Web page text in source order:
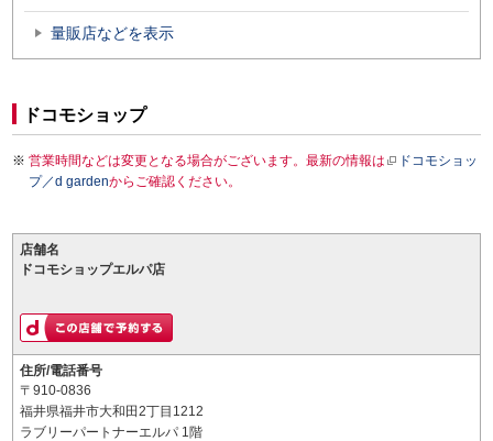
量販店などを表示
ドコモショップ
営業時間などは変更となる場合がございます。最新の情報は
ドコモショッ
プ／d gardenからご確認ください。
店舗名
ドコモショップエルパ店
住所/電話番号
〒910-0836
福井県福井市大和田2丁目1212
ラブリーパートナーエルパ 1階